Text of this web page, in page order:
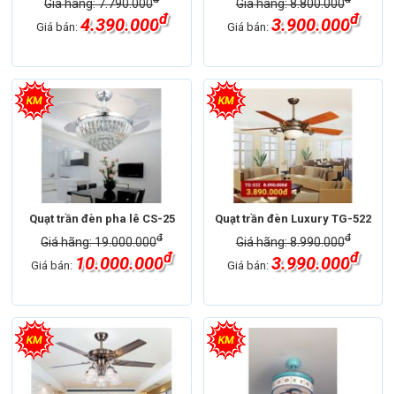
Giá hãng: 7.790.000
Giá bán: 4.390.000đ
Giá hãng: 8.800.000
Giá bán:3.900.000đ
Quạt trần đèn pha lê CS-25
Giá hãng: 19.000.000đ
Giá bán: 10.000.000đ
Quạt trần đèn Luxury TG-522
Giá hãng: 8.990.000đ
Giá bán:3.990.000đ